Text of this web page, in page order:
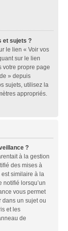
et sujets ?
le lien « Voir vos
sur le lien
votre propre page
» depuis
sujets, utilisez la
appropriés.
?
à la gestion
des mises à
similaire à la
notifié lorsqu’un
vous permet
dans un sujet ou
et les
de